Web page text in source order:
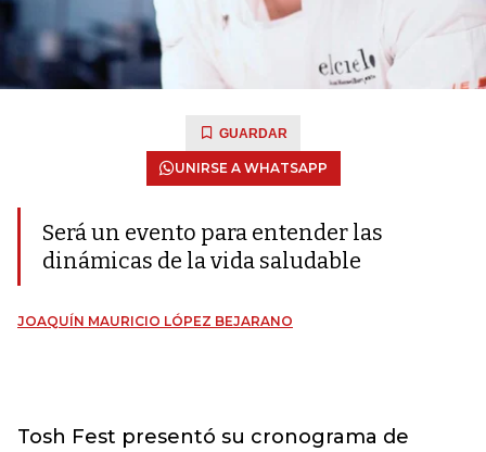
GUARDAR
UNIRSE A WHATSAPP
Será un evento para entender las
dinámicas de la vida saludable
JOAQUÍN MAURICIO LÓPEZ BEJARANO
Tosh Fest presentó su cronograma de